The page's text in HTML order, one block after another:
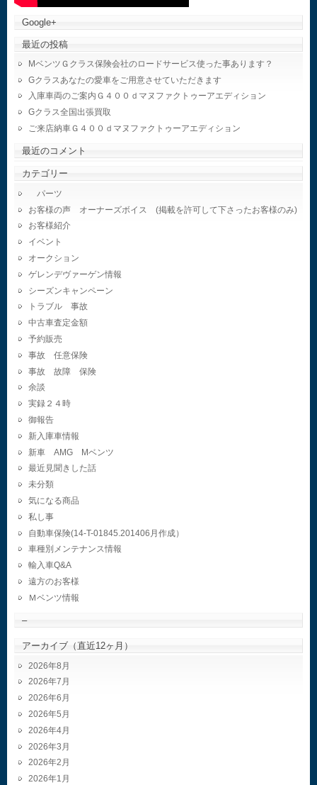
Google+
最近の投稿
MベンツＧクラス保険会社のロードサービス使った事あります？
Gクラスあなたの愛車をご用意させていただきます
入庫車両のご案内Ｇ４００ｄマヌファクトゥーアエディション
Gクラス全国出張買取
ご来店納車Ｇ４００ｄマヌファクトゥーアエディション
最近のコメント
カテゴリー
パーツ
お客様の声 オーナーズボイス (掲載を許可して下さったお客様のみ)
お客様紹介
イベント
オークション
ゲレンデヴァーゲン情報
シーズンキャンペーン
トラブル 事故
中古車査定金額
予約販売
事故 任意保険
事故 故障 保険
余談
実録２４時
御報告
新入庫車情報
新車 AMG Mベンツ
最近見聞きした話
未分類
気になる商品
私し事
自動車保険(14-T-01845.201406月作成）
車種別メンテナンス情報
輸入車Q&A
遠方のお客様
Ｍベンツ情報
–
アーカイブ（直近12ヶ月）
2026年8月
2026年7月
2026年6月
2026年5月
2026年4月
2026年3月
2026年2月
2026年1月